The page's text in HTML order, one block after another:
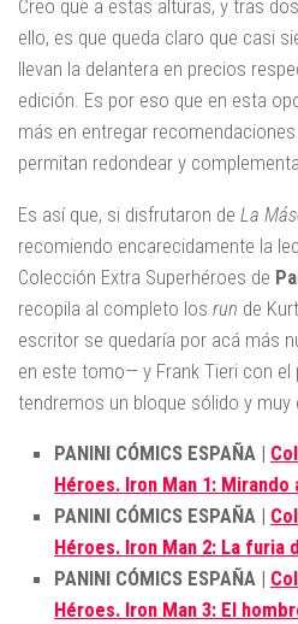
Creo que a estas alturas, y tras
ello, es que queda claro que casi
llevan la delantera en precios
edición. Es por eso que en esta
más en entregar
permitan redondear y
Es así que, si disfrutaron de La
recomiendo encarecidamente la
Colección Extra Superhéroes de
recopila al completo los run de
escritor se quedaría por acá más
en este tomo— y Frank Tieri con el
tendremos un bloque sólido y muy
PANINI CÓMICS ESPAÑA |
Héroes. Iron Man 1: Mirando
PANINI CÓMICS ESPAÑA |
Héroes. Iron Man 2: La furia
PANINI CÓMICS ESPAÑA |
Héroes. Iron Man 3: El